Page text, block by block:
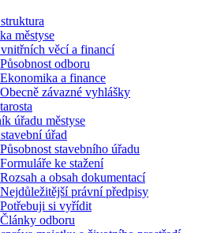
městyse
věcí a financí
Působnost odboru
Ekonomika a finance
Obecně závazné vyhlášky
úřadu městyse
úřad
Působnost stavebního úřadu
Formuláře ke stažení
Rozsah a obsah dokumentací
Nejdůležitější právní předpisy
Potřebuji si vyřídit
Články odboru